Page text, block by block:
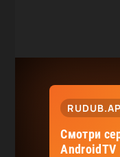
Смотри
AndroidTV